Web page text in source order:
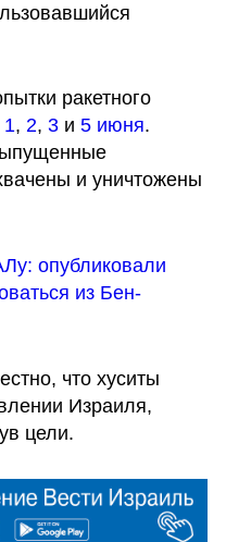
ракетного
1, 2, 3 и 5 июня.
и уничтожены
опубликовали
из Бен-
что хуситы
Израиля,
цели.